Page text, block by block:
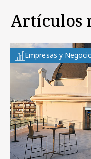
Artículos
Empresas y